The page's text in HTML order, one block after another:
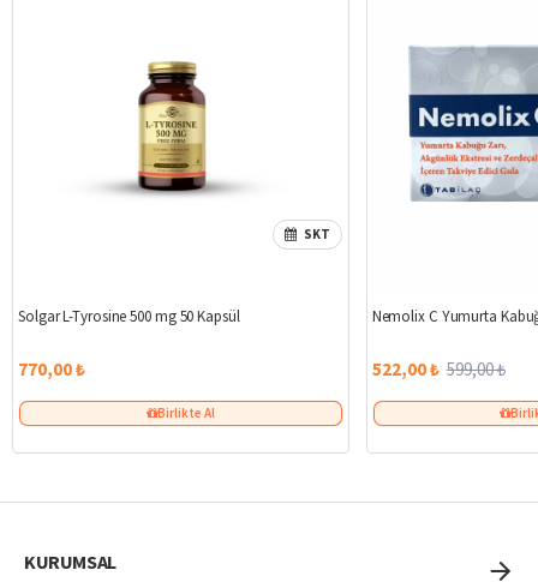
SKT
Solgar L-Tyrosine 500 mg 50 Kapsül
770,00 ₺
Birlikte Al
Nemolix C Yumurta
522,00 ₺ 599,00 ₺
KURUMSAL